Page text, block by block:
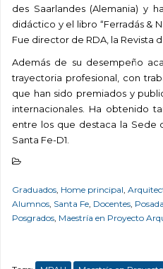
des Saarlandes (Alemania) y
didáctico y el libro “Ferradás &
Fue director de RDA, la Revista
Además de su desempeño
trayectoria profesional, con
que han sido premiados y
internacionales. Ha obtenido
entre los que destaca la Sede
Santa Fe-D1
Graduados, Home principal,
Alumnos, Santa Fe, Docentes,
Posgrados, Maestría en Proyecto